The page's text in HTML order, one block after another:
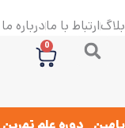
بلاگارتباط با مادرباره ما
0